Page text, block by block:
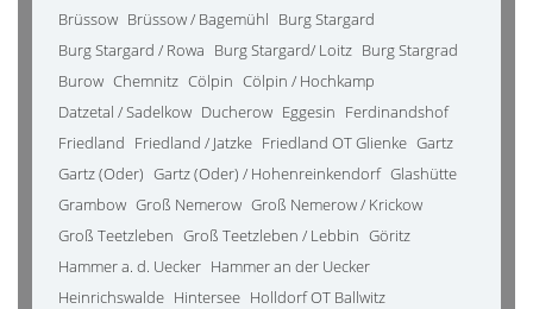
Brüssow Brüssow / Bagemühl Burg Stargard
Burg Stargard / Rowa Burg Stargard/ Loitz Burg Stargrad
Burow Chemnitz Cölpin Cölpin / Hochkamp
Datzetal / Sadelkow Ducherow Eggesin Ferdinandshof
Friedland Friedland / Jatzke Friedland OT Glienke Gartz
Gartz (Oder) Gartz (Oder) / Hohenreinkendorf Glashütte
Grambow Groß Nemerow Groß Nemerow / Krickow
Groß Teetzleben Groß Teetzleben / Lebbin Göritz
Hammer a. d. Uecker Hammer an der Uecker
Heinrichswalde Hintersee Holldorf OT Ballwitz